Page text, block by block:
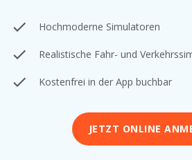
Hochmoderne Simulatoren
Realistische Fahr- und
Kostenfrei in der App buchbar
JETZT ONLINE